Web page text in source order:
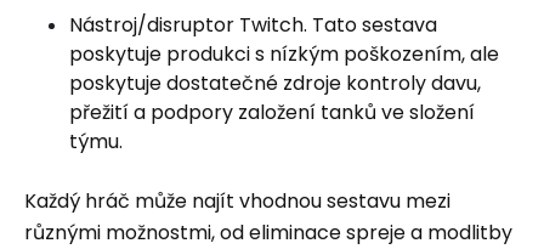
Nástroj/disruptor Twitch. Tato sestava
poskytuje produkci s nízkým poškozením, ale
poskytuje dostatečné zdroje kontroly davu,
přežití a podpory založení tanků ve složení
týmu.
Každý hráč může najít vhodnou sestavu mezi
různými možnostmi, od eliminace spreje a modlitby